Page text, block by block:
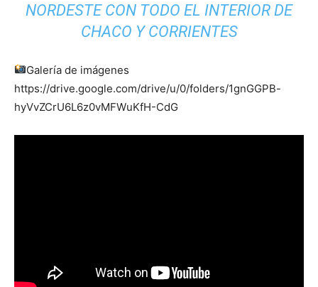
NORDESTE CON TODO EL INTERIOR DE
CHACO Y CORRIENTES
Galería de imágenes
https://drive.google.com/drive/u/0/folders/1gnGGPB-
hyVvZCrU6L6z0vMFWuKfH-CdG